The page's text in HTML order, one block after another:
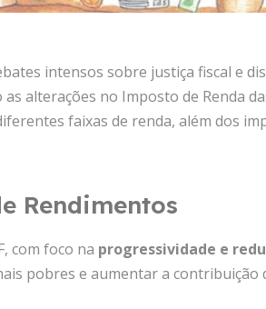
intensos sobre justiça fiscal e
alterações no Imposto de Renda
faixas de renda, além dos
Rendimentos
com foco na progressividade e
pobres e aumentar a contribuição